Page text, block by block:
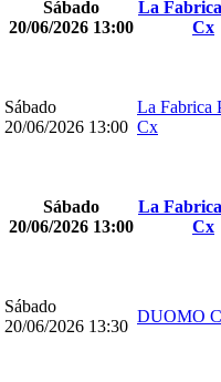
Sábado
20/06/2026 13:00
La
Cx
Sábado
20/06/2026 13:00
La Fabrica
Cx
Sábado
20/06/2026 13:00
La
Cx
Sábado
20/06/2026 13:30
DUOMO